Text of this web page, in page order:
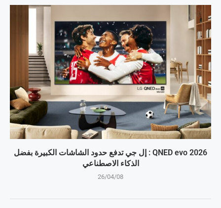
QNED evo 2026 : إل جي تدفع حدود الشاشات الكبيرة بفضل
الذكاء الاصطناعي
26/04/08